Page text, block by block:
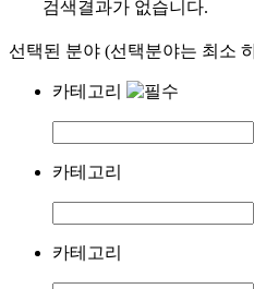
검색결과가 없습니다.
선택된 분야 (선택분야는 최소
카테고리
카테고리
카테고리